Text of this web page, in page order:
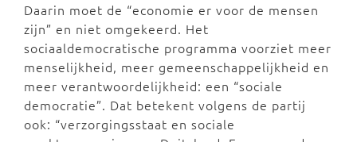
Daarin moet de “economie er voor de mensen
zijn” en niet omgekeerd. Het
sociaaldemocratische programma voorziet meer
menselijkheid, meer gemeenschappelijkheid en
meer verantwoordelijkheid: een “sociale
democratie”. Dat betekent volgens de partij
ook: “verzorgingsstaat en sociale